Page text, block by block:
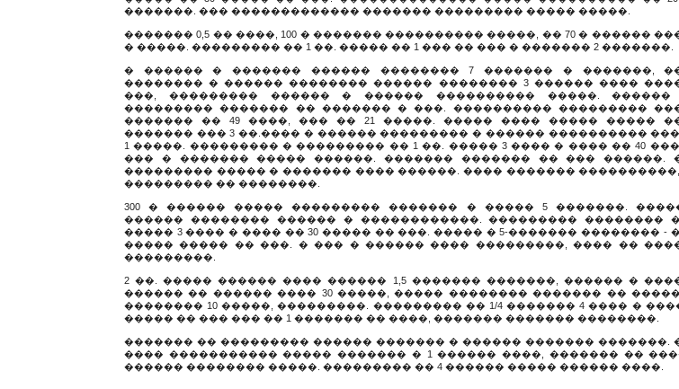
�������. ��� ������������� ������� ��������� ����� �����.
������� 0,5 �� ����, 100 � ������� ���������� �����, �� 70 � ������
� �����. ��������� �� 1 ��. ����� �� 1 ��� �� ��� � ������� 2 �������.
� ������ � ������� ������ �������� 7 ������� � �������,
�������� � ������ �������� ������ �������� 3 ������ ����
���, ��������� ������ � ������ ���������� �����. ������
��������� ������� �� ������� � ���. ���������� ���������
������� �� 49 ����, ��� �� 21 �����. ����� ���� ����� �����
������� ��� 3 ��.���� � ������ ��������� � ������ ����������
1 �����. ��������� � ��������� �� 1 ��. ����� 3 ���� � ���� �� 40
��� � ������� ����� ������. ������� ������� �� ��� ������.
��������� ����� � ������� ���� ������. ���� �������
��������� �� ��������.
300 � ������ ����� ��������� ������� � ����� 5 �������.
������ �������� ������ � ������������. ��������� ��������
����� 3 ���� � ���� �� 30 ����� �� ���. ����� � 5-������� �������� - ��
����� ����� �� ���. � ��� � ������ ���� ���������, ���� ��
���������.
2 ��. ����� ������ ���� ������ 1,5 ������� �������, ������ �
������ �� ������ ���� 30 �����, ����� �������� ������� ��
�������� 10 �����, ���������. ��������� �� 1/4 ������� 4 ���� �
����� �� ��� ��� �� 1 ������� �� ����, ������� ������� ��������.
������� �� ��������� ������ ������� � ������ ������� �������.
���� ����������� ����� ������� � 1 ������ ����, ������� ��
������ �������� �����. ��������� �� 4 ������ ����� ������ ����.